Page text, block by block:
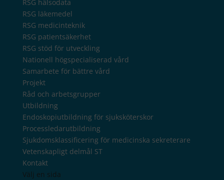
RSG hälsodata
RSG läkemedel
RSG medicinteknik
RSG patientsäkerhet
RSG stöd för utveckling
Nationell högspecialiserad vård
Samarbete för bättre vård
Projekt
Råd och arbetsgrupper
Utbildning
Endoskopiutbildning för sjuksköterskor
Processledarutbildning
Sjukdomsklassificering för medicinska sekreterare
Vetenskapligt delmål ST
Kontakt
Välj en sida